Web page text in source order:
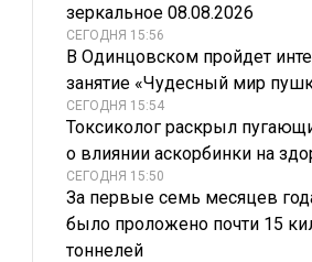
зеркальное 08.08.2026
СЕГОДНЯ 15:56
В Одинцовском пройдет
занятие «Чудесный мир
СЕГОДНЯ 15:54
Токсиколог раскрыл
о влиянии аскорбинки на
СЕГОДНЯ 15:50
За первые семь месяцев
было проложено почти 15
тоннелей